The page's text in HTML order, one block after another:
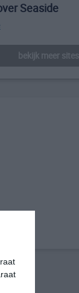
Seaside
bekijk meer sites